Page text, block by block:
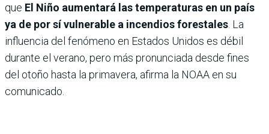
que El Niño aumentará las temperaturas en un país
ya de por sí vulnerable a incendios forestales . La
influencia del fenómeno en Estados Unidos es débil
durante el verano, pero más pronunciada desde fines
del otoño hasta la primavera, afirma la NOAA en su
comunicado.